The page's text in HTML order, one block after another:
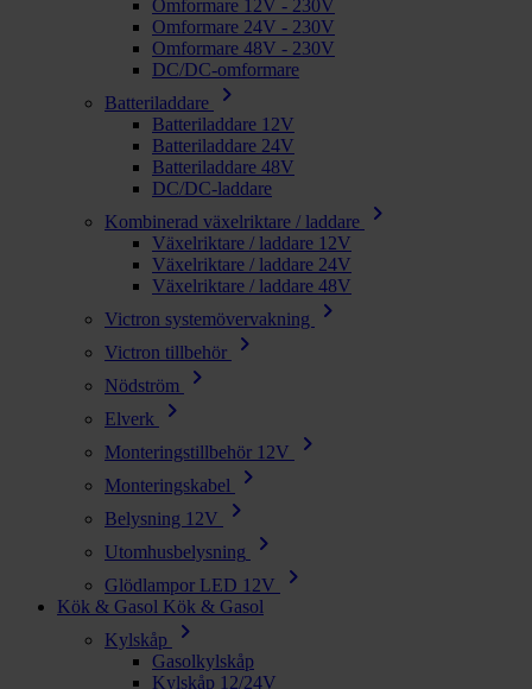
Omformare 12V - 230V
Omformare 24V - 230V
Omformare 48V - 230V
DC/DC-omformare
Batteriladdare
chevron_right
Batteriladdare 12V
Batteriladdare 24V
Batteriladdare 48V
DC/DC-laddare
Kombinerad växelriktare / laddare
chevron_right
Växelriktare / laddare 12V
Växelriktare / laddare 24V
Växelriktare / laddare 48V
Victron systemövervakning
chevron_right
Victron tillbehör chevron_right
Nödström chevron_right
Elverk chevron_right
Monteringstillbehör 12V chevron_right
Monteringskabel chevron_right
Belysning 12V chevron_right
Utomhusbelysning chevron_right
Glödlampor LED 12V chevron_right
Kök & Gasol Kök & Gasol
Kylskåp
chevron_right
Gasolkylskåp
Kylskåp 12/24V